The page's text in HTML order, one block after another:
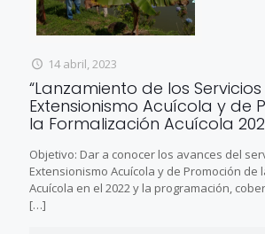
14 abril, 2023
“Lanzamiento de los
Extensionismo Acuícola y de
la Formalización Acuícola
Objetivo: Dar a conocer los avances del
Extensionismo Acuícola y de Promoción de
Acuícola en el 2022 y la programación,
[…]